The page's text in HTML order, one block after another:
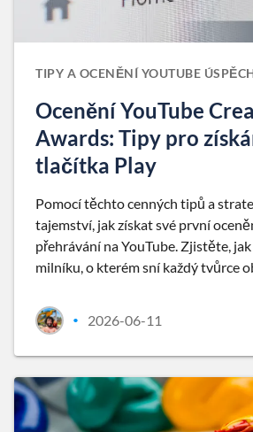
TIPY A OCENĚNÍ YOUTUBE
Ocenění YouTube
Awards: Tipy pro
tlačítka Play
Pomocí těchto cenných tipů a
tajemství, jak získat své první
přehrávání na YouTube. Zjistěte,
milníku, o kterém sní každý tvůrce
• 2026-06-11